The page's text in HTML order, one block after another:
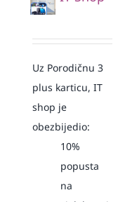
Uz Porodičnu 3
plus karticu, IT
shop je
obezbijedio:
10%
popusta
na